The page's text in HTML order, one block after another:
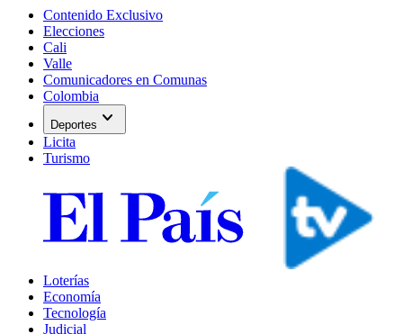
Contenido Exclusivo
Elecciones
Cali
Valle
Comunicadores en Comunas
Colombia
Deportes expand_more
Licita
Turismo
Loterías
Economía
Tecnología
Judicial